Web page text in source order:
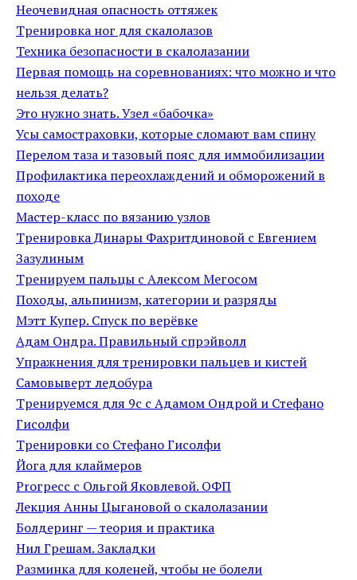
Неочевидная опасность оттяжек
Тренировка ног для скалолазов
Техника безопасности в скалолазании
Первая помощь на соревнованиях: что можно и что
нельзя делать?
Это нужно знать. Узел «бабочка»
Усы самостраховки, которые сломают вам спину
Перелом таза и тазовый пояс для иммобилизации
Профилактика переохлаждений и обморожений в
походе
Мастер-класс по вязанию узлов
Тренировка Динары Фахритдиновой с Евгением
Зазулиным
Тренируем пальцы с Алексом Мегосом
Походы, альпинизм, категории и разряды
Мэтт Купер. Спуск по верёвке
Адам Ондра. Правильный спрэйволл
Упражнения для тренировки пальцев и кистей
Самовыверт ледобура
Тренируемся для 9c с Адамом Ондрой и Стефано
Гисолфи
Тренировки со Стефано Гисолфи
Йога для клаймеров
Proгресс с Ольгой Яковлевой. ОФП
Лекция Анны Цыгановой о скалолазании
Болдеринг — теория и практика
Нил Грешам. Закладки
Разминка для коленей, чтобы не болели